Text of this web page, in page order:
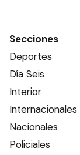
Secciones
Deportes
Día Seis
Interior
Internacionales
Nacionales
Policiales